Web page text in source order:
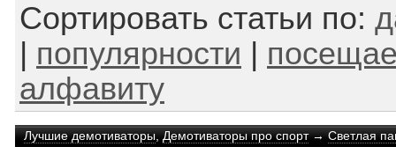
Сортировать статьи по:
популярности
алфавиту
Лучшие демотиваторы,Демотиваторы про спорт→Светлая